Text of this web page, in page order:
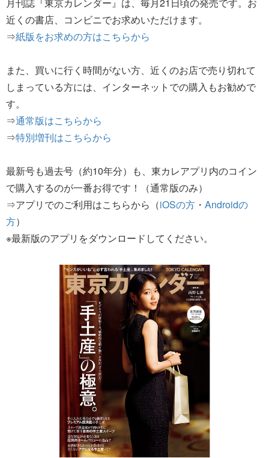
近くの書店、コンビニでお求めいただけます。
⇒紙版をお求めの方はこちらから
また、買いに行く時間がない方、近くのお店で売り切れて
しまっている方には、インターネットでの購入もお勧めで
す。
⇒通常版はこちらから
⇒特別増刊はこちらから
最新号も過去号（約10年分）も、東カレアプリ内のコイン
で購入するのが一番お得です！（通常版のみ）
⇒アプリでのご利用はこちらから（iOSの方 ・ Androidの
方）
※最新版のアプリをダウンロードしてください。